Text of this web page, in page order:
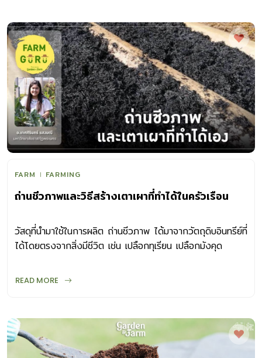
FARM FARMING
ถ่านชีวภาพและวิธีสร้างเตาเผาที่ทำได้ในครัวเรือน
วัสดุที่นำมาใช้ในการผลิต ถ่านชีวภาพ ได้มาจากวัตถุดิบอินทรีย์ที่
ได้โดยตรงจากสิ่งมีชีวิต เช่น เปลือกทุเรียน เปลือกมังคุด
READ MORE